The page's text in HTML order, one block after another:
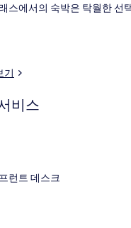
디럭
스에서의 숙박은 탁월한
기
비스
런트 데스크